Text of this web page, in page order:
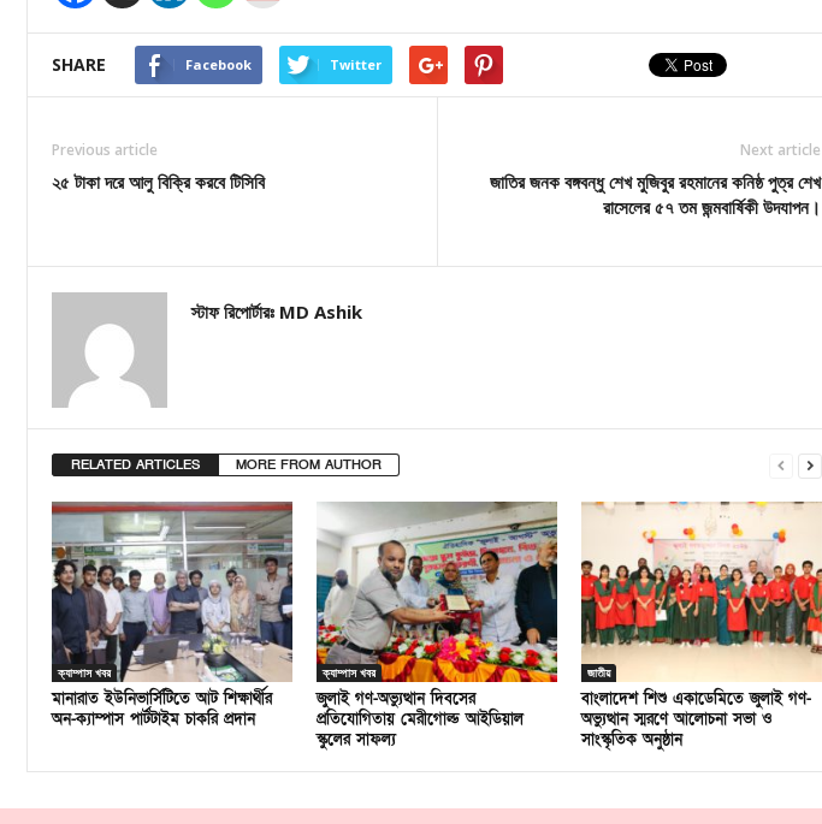
SHARE Facebook Twitter
Previous article
২৫ টাকা দরে আলু বিক্রি করবে টিসিবি
Next article
জাতির জনক বঙ্গবন্ধু শেখ মুজিবুর রহমানের কনিষ্ঠ পুত্র শেখ
রাসেলের ৫৭ তম জন্মবার্ষিকী উদযাপন।
স্টাফ রিপোর্টারঃ MD Ashik
RELATED ARTICLES MORE FROM AUTHOR
ক্যাম্পাস খবর
মানারাত ইউনিভার্সিটিতে আট শিক্ষার্থীর
অন-ক্যাম্পাস পার্টটাইম চাকরি প্রদান
ক্যাম্পাস খবর
জুলাই গণ-অভ্যুত্থান দিবসের
প্রতিযোগিতায় মেরীগোল্ড আইডিয়াল
স্কুলের সাফল্য
জাতীয়
বাংলাদেশ শিশু একাডেমিতে জুলাই গণ-
অভ্যুত্থান স্মরণে আলোচনা সভা ও
সাংস্কৃতিক অনুষ্ঠান